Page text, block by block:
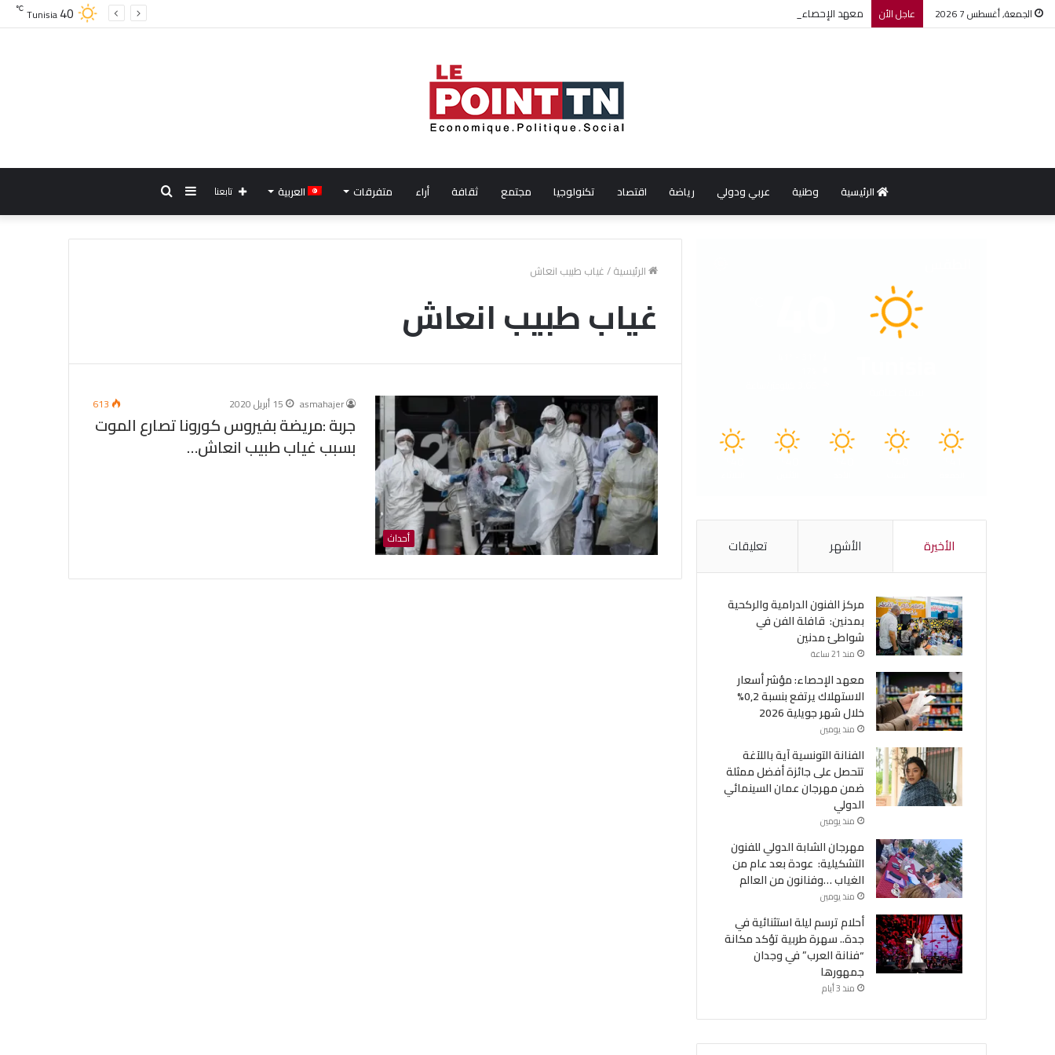
الجمعة, أغسطس 7 2026 عاجل الأن معهد الإحصاء: مؤشر أسعار الاستهلاك يرتفع بنسبة 0,2% خلال شهر جويلية 2026 Tunisia40
℃
الرئيسية وطنية عربي ودولي رياضة اقتصاد تكنولوجيا مجتمع ثقافة أراء متفرقات العربية
بحث
عن
إضافة
عمود
تابعنا
الرئيسية/غياب طبيب انعاش
غياب طبيب انعاش
أحداث
asmahajer 15 أبريل 2020 613
جربة :مريضة بفيروس كورونا تصارع الموت
بسبب غياب طبيب انعاش…
الأخيرة الأشهر تعليقات
مركز الفنون الدرامية والركحية
بمدنين: قافلة الفن في
شواطئ مدنين
منذ 21 ساعة
معهد الإحصاء: مؤشر أسعار
الاستهلاك يرتفع بنسبة 0,2%
خلال شهر جويلية 2026
منذ يومين
الفنانة التونسية آية باللآغة
تتحصل على جائزة أفضل ممثلة
ضمن مهرجان عمان السينمائي
الدولي
منذ يومين
مهرجان الشابة الدولي للفنون
التشكيلية: عودة بعد عام من
الغياب …وفنانون من العالم
منذ يومين
أحلام ترسم ليلة استثنائية في
جدة.. سهرة طربية تؤكد مكانة
“فنانة العرب” في وجدان
جمهورها
منذ 3 أيام